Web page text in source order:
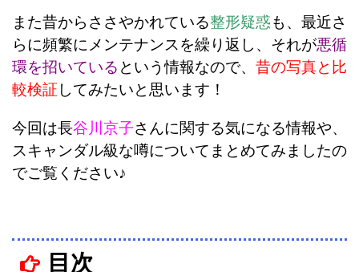
また昔からささやかれている整形疑惑も、最近さ
らに頻繁にメンテナンスを繰り返し、それが悪循
環を招いている という情報なので、 昔の写真と比
較検証 してみたいと思います！
今回は長谷川京子さんに関する気になる情報や、
スキャンダル級な噂についてまとめてみましたの
でご覧ください♪
目次